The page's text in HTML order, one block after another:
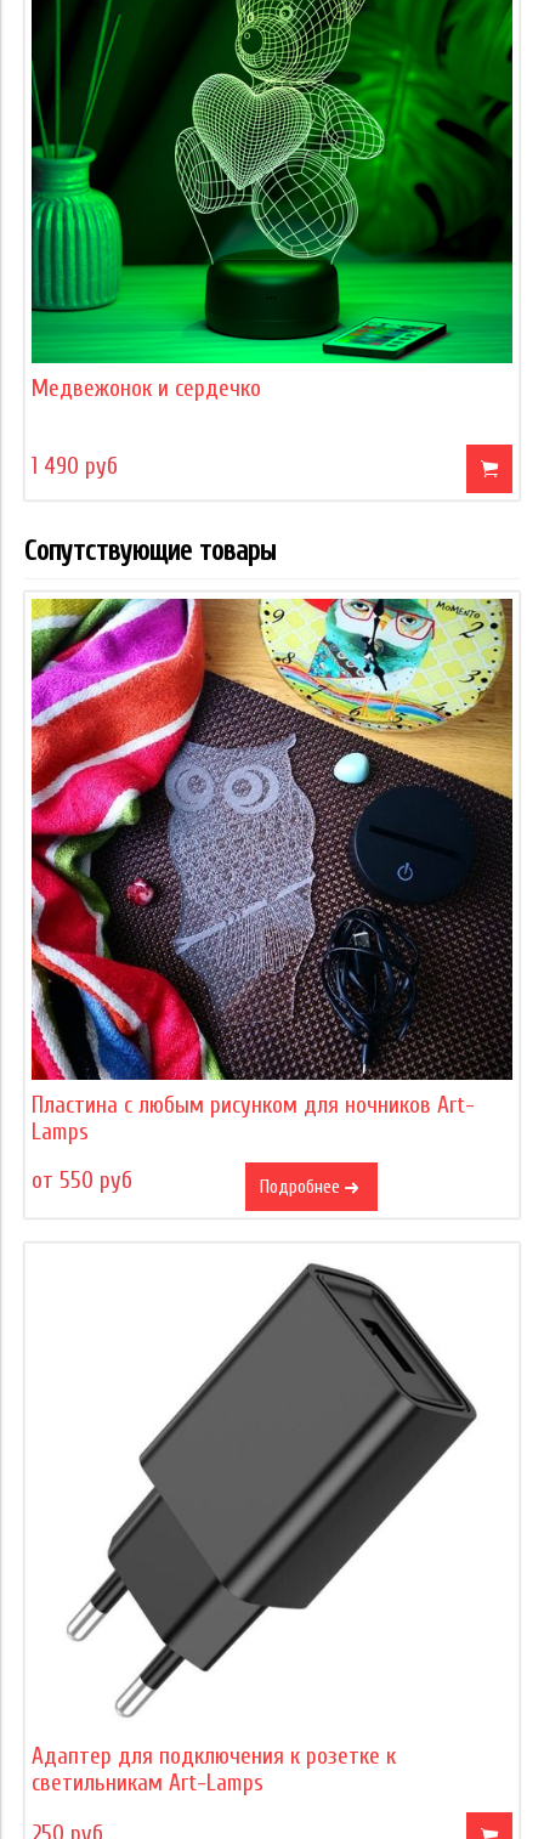
Медвежонок и сердечко
1 490 руб
Сопутствующие товары
Пластина с любым рисунком для ночников Art-
Lamps
от 550 руб
Подробнее
Адаптер для подключения к розетке к
светильникам Art-Lamps